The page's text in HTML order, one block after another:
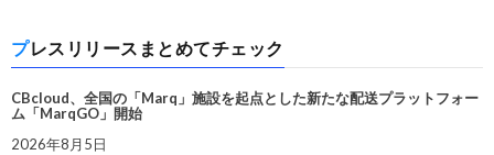
プレスリリースまとめてチェック
CBcloud、全国の「Marq」施設を起点とした新たな配送プラットフォー
ム「MarqGO」開始
2026年8月5日